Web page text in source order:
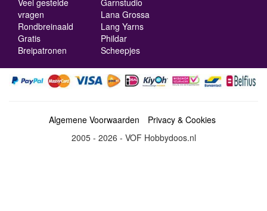
vragen
Rondbreinaald
Gratis
Breipatronen
Lana Grossa
Lang Yarns
Phildar
Scheepjes
Algemene Voorwaarden
Privacy & Cookies
2005 - 2026 - VOF Hobbydoos.nl